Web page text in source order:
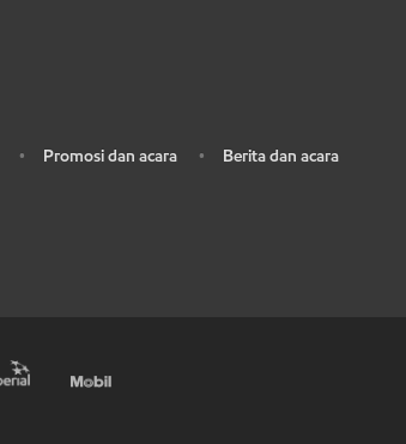
• Promosi dan acara • Berita dan acara